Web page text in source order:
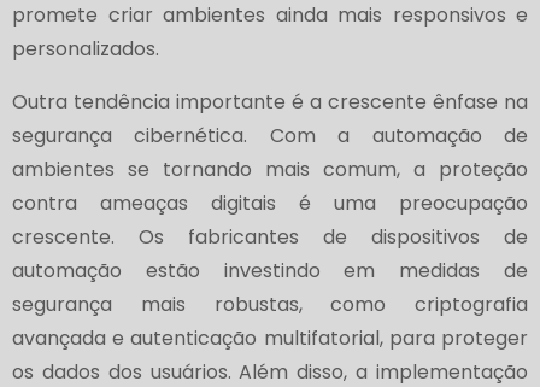
promete criar ambientes ainda mais responsivos e
personalizados.
Outra tendência importante é a crescente ênfase na
segurança cibernética. Com a automação de
ambientes se tornando mais comum, a proteção
contra ameaças digitais é uma preocupação
crescente. Os fabricantes de dispositivos de
automação estão investindo em medidas de
segurança mais robustas, como criptografia
avançada e autenticação multifatorial, para proteger
os dados dos usuários. Além disso, a implementação